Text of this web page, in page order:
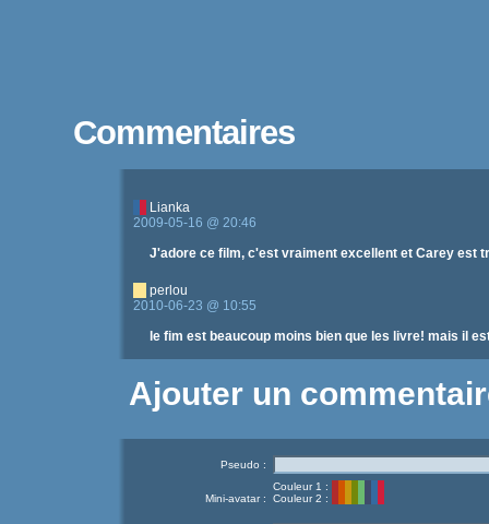
Commentaires
Lianka
2009-05-16 @ 20:46
J'adore ce film, c'est vraiment excellent et Carey est
perlou
2010-06-23 @ 10:55
le fim est beaucoup moins bien que les livre! mais il
Ajouter un
Pseudo :
Mini-avatar :
Couleur 1 :
Couleur 2 :